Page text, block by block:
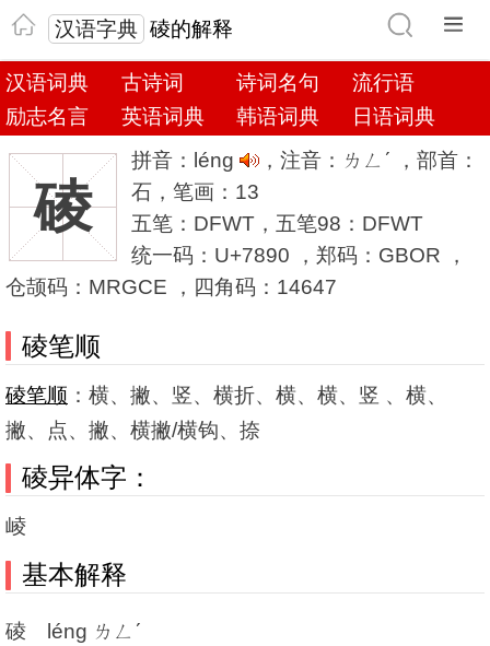
汉语字典 碐的解释
汉语词典 古诗词 诗词名句
流行语
励志名言
英语词典 韩语词典 日语词典
碐
拼音：léng
，注音：ㄌㄥˊ ，部首：
石，笔画：13
五笔：DFWT，五笔98：DFWT
统一码：U+7890 ，郑码：GBOR ，
仓颉码：MRGCE ，四角码：14647
碐笔顺
碐笔顺 ：横、撇、竖、横折、横、横、竖 、横、
撇、点、撇、横撇/横钩、捺
碐异体字：
崚
基本解释
碐 léng ㄌㄥˊ